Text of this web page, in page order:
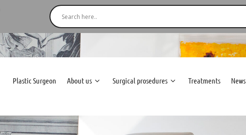
Plastic Surgeon About us Surgical prosedures Treatments News